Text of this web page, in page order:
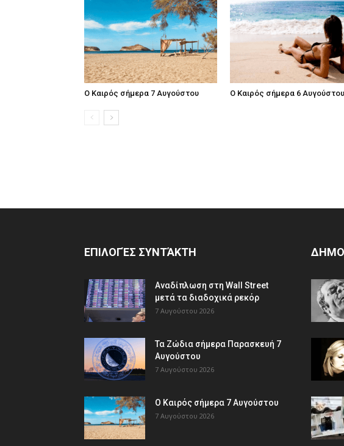
Ο Καιρός σήμερα 7 Αυγούστου Ο Καιρός σήμερα 6 Αυγούστου
ΕΠΙΛΟΓΈΣ ΣΥΝΤΆΚΤΗ
Αναδίπλωση στη Wall Street
μετά τα διαδοχικά ρεκόρ
7 Αυγούστου 2026
Τα Ζώδια σήμερα Παρασκευή 7
Αυγούστου
7 Αυγούστου 2026
Ο Καιρός σήμερα 7 Αυγούστου
7 Αυγούστου 2026